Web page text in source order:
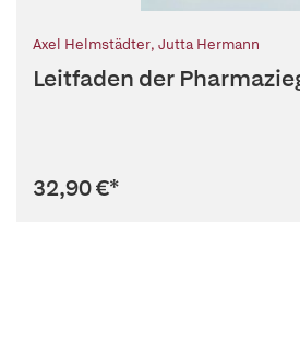
Axel Helmstädter, Jutta Hermann
Leitfaden der
32,90 €*